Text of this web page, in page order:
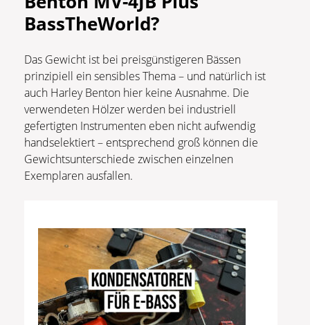
BassTheWorld?
Das Gewicht ist bei preisgünstigeren Bässen
prinzipiell ein sensibles Thema – und natürlich ist
auch Harley Benton hier keine Ausnahme. Die
verwendeten Hölzer werden bei industriell
gefertigten Instrumenten eben nicht aufwendig
handselektiert – entsprechend groß können die
Gewichtsunterschiede zwischen einzelnen
Exemplaren ausfallen.